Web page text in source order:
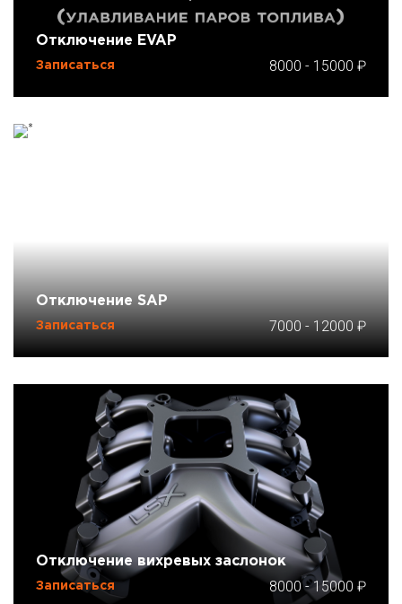
Отключение EVAP
Записаться 8000 - 15000
Отключение SAP
Записаться 7000 - 12000
Отключение вихревых заслонок
Записаться 8000-15000